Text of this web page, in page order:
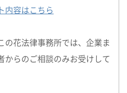
内容はこちら
の花法律事務所では、企業ま
からのご相談のみお受けして